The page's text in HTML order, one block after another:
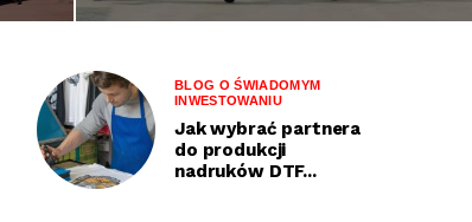
BLOG O ŚWIADOMYM
INWESTOWANIU
Jak wybrać partnera
do produkcji
nadruków DTF...